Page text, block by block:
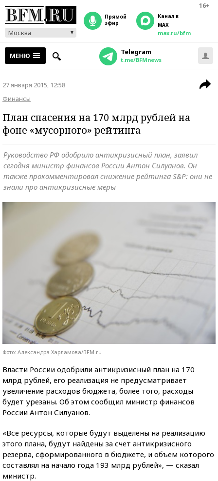
16+
Москва
прямой
эфир
Канал в
MAX
max.ru/bfm
МЕНЮ Telegram
t.me/BFMnews
27 января 2015, 12:58
Финансы
План спасения на 170 млрд рублей на
фоне «мусорного» рейтинга
Руководство РФ одобрило антикризисный план, заявил
сегодня министр финансов России Антон Силуанов. Он
также прокомментировал снижение рейтинга S&P: они не
знали про антикризисные меры
Фото: Александра Харламова/BFM.ru
Власти России одобрили антикризисный план на 170
млрд рублей, его реализация не предусматривает
увеличение расходов бюджета, более того, расходы
будет урезаны. Об этом сообщил министр финансов
России Антон Силуанов.
«Все ресурсы, которые будут выделены на реализацию
этого плана, будут найдены за счет антикризисного
резерва, сформированного в бюджете, и объем которого
составлял на начало года 193 млрд рублей», — сказал
министр.